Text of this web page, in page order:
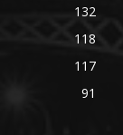
132
118
117
91